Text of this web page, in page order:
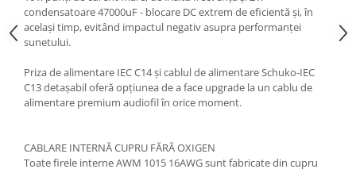
condensatoare 47000uF - blocare DC extrem de eficientă și, în
același timp, evitând impactul negativ asupra performanței
sunetului.
Priza de alimentare IEC C14 și cablul de alimentare Schuko-IEC
C13 detașabil oferă opțiunea de a face upgrade la un cablu de
alimentare premium audiofil în orice moment.
CABLARE INTERNĂ CUPRU FĂRĂ OXIGEN
Toate firele interne AWM 1015 16AWG sunt fabricate din cupru